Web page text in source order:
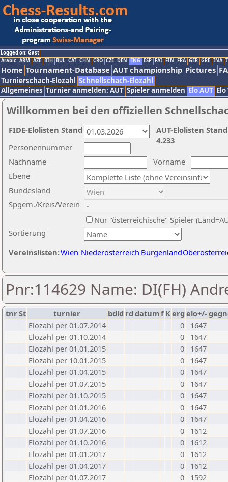
Logged on: Gast
Arabic ARM AZE BIH BUL CAT CHN CRO CZE DEN ENG ESP FAI FIN FRA GER GRE INA
Home Tournament-Database AUT championship Pictures
Turnierschach-Elozahl Schnellschach-Elozahl
Allgemeines Turnier anmelden: AUT Spieler anmelden Elo AUT
Willkommen bei den offiziellen
Nachname
Vorname
Ebene
Sortierung
Personennummer
Bundesland
Spgem./Kreis/Verein
Nur "österreichische" Spieler
Vereinslisten:Wien Niederösterreich Burgenland
AUT-Elolisten
4.233
FIDE-Elolisten Stand
Pnr:114629 Name: DI(FH)
tnrSt turnier bdld rd datumf Kerg elo+/-
Elozahl per 01.07.2014
0
1647
Elozahl per 01.10.2014
0
1647
Elozahl per 01.01.2015
0
1647
Elozahl per 10.01.2015
0
1647
Elozahl per 01.04.2015
0
1647
Elozahl per 01.07.2015
0
1647
Elozahl per 01.10.2015
0
1647
Elozahl per 01.01.2016
0
1647
Elozahl per 01.04.2016
0
1647
Elozahl per 01.07.2016
0
1612
Elozahl per 01.10.2016
0
1612
Elozahl per 01.01.2017
0
1612
Elozahl per 01.04.2017
0
1612
Elozahl per 01.07.2017
0
1592